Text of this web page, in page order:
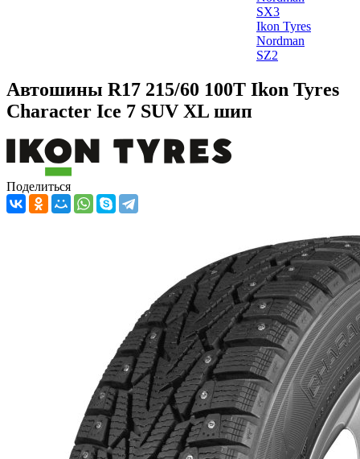
SX3
Ikon Tyres
Nordman
SZ2
Автошины R17 215/60 100T Ikon Tyres
Character Ice 7 SUV XL шип
Поделиться